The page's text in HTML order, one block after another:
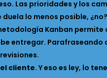
Las prioridades y los
duela lo menos posible, ¿no?
Kanban
entregar.
cliente. Y eso es ley, lo